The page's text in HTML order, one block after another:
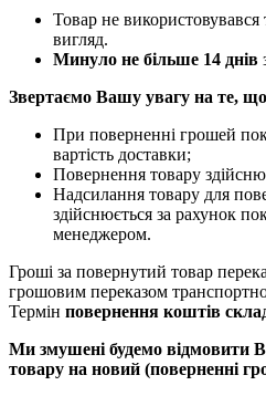
Товар не
вигляд.
Минуло не більше 14 днів
Звертаємо Вашу увагу на те,
При поверненні грошей
вартість доставки;
Повернення товару
Надсилання товару для
здійснюється за рахунок
менеджером.
Гроші за повернутий товар
грошовим переказом
Термін повернення коштів
Ми змушені будемо відмовити
товару на новий (поверненні